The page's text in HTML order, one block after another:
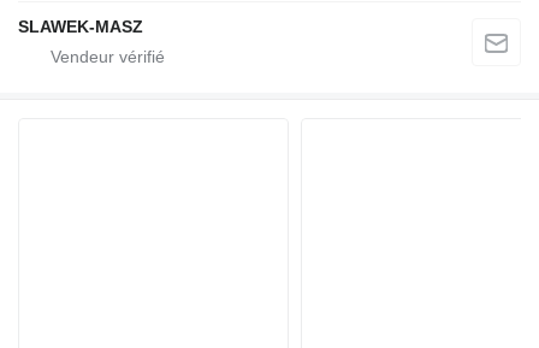
SLAWEK-MASZ